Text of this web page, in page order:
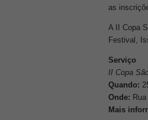
as
A II Copa
Festival,
Serviço
II Copa
Quando:
Onde:
Mais